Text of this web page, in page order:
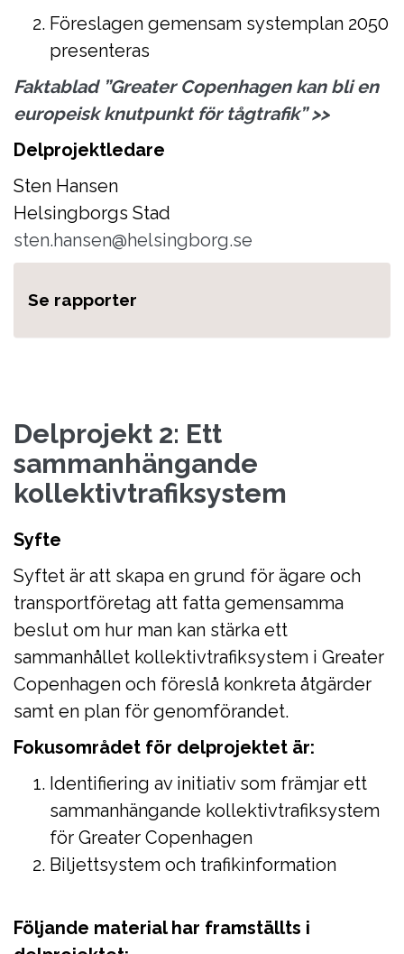
Föreslagen gemensam systemplan 2050
presenteras
Faktablad ”Greater Copenhagen kan bli en
europeisk knutpunkt för tågtrafik”>>
Delprojektledare
Sten Hansen
Helsingborgs Stad
sten.hansen@helsingborg.se
Se rapporter
Delprojekt 2: Ett
sammanhängande
kollektivtrafiksystem
Syfte
Syftet är att skapa en grund för ägare och
transportföretag att fatta gemensamma
beslut om hur man kan stärka ett
sammanhållet kollektivtrafiksystem i Greater
Copenhagen och föreslå konkreta åtgärder
samt en plan för genomförandet.
Fokusområdet för delprojektet är:
Identifiering av initiativ som främjar ett
sammanhängande kollektivtrafiksystem
för Greater Copenhagen
Biljettsystem och trafikinformation
Följande material har framställts i